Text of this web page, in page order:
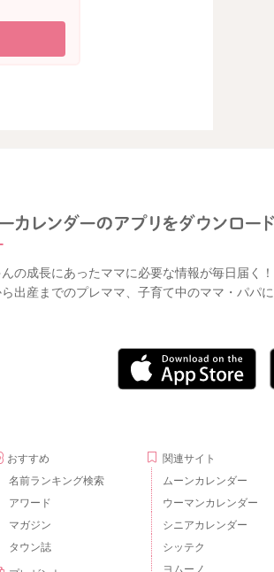
の成長にあったママに必要な情報が毎日届く！
出産までのプレママ、子育て中のママ・パパ
おすすめ
名前ランキング検索
アワード
マガジン
タウン誌
関連サイト
ムーンカレンダー
ウーマンカレンダー
シニアカレンダー
シッテク
ヨムーノ